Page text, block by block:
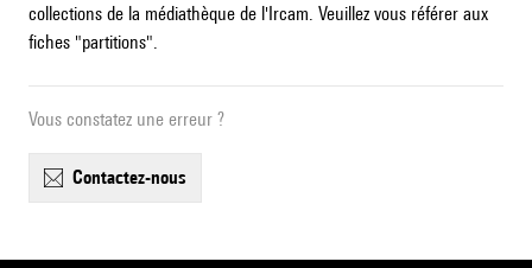
collections de la médiathèque de l'Ircam. Veuillez vous référer aux
fiches "partitions".
Vous constatez une erreur ?
contactez-nous